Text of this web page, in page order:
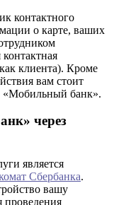
контактного
о карте, ваших
клиента). Кроме
вам стоит
«Мобильный банк».
через
является
Сбербанка.
вашу
проведения